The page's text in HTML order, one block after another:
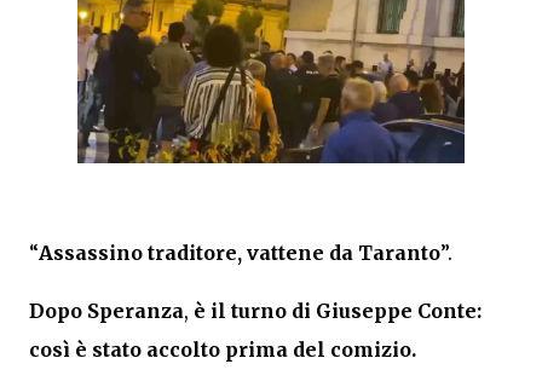
“Assassino traditore, vattene da Taranto”.
Dopo Speranza, è il turno di Giuseppe Conte:
così è stato accolto prima del comizio.